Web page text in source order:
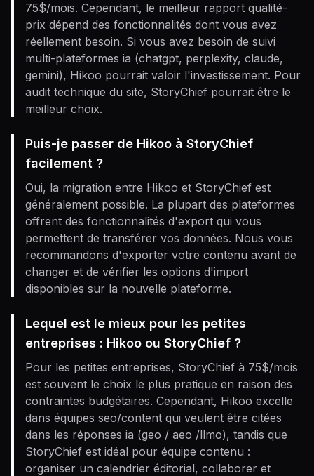
75$/mois. Cependant, le meilleur rapport qualité-
prix dépend des fonctionnalités dont vous avez
réellement besoin. Si vous avez besoin de suivi
multi-plateformes ia (chatgpt, perplexity, claude,
gemini), Hikoo pourrait valoir l'investissement. Pour
audit technique du site, StoryChief pourrait être le
meilleur choix.
Puis-je passer de Hikoo à StoryChief
facilement ?
Oui, la migration entre Hikoo et StoryChief est
généralement possible. La plupart des plateformes
offrent des fonctionnalités d'export qui vous
permettent de transférer vos données. Nous vous
recommandons d'exporter votre contenu avant de
changer et de vérifier les options d'import
disponibles sur la nouvelle plateforme.
Lequel est le mieux pour les petites
entreprises : Hikoo ou StoryChief ?
Pour les petites entreprises, StoryChief à 75$/mois
est souvent le choix le plus pratique en raison des
contraintes budgétaires. Cependant, Hikoo excelle
dans équipes seo/content qui veulent être citées
dans les réponses ia (geo / aeo /llmo), tandis que
StoryChief est idéal pour équipe contenu :
organiser un calendrier éditorial, collaborer et